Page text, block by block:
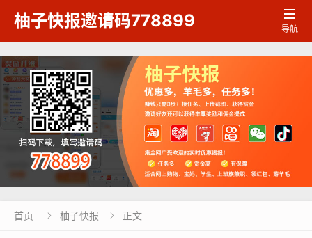
柚子快报邀请码778899 
导航
首页  柚子快报  正文